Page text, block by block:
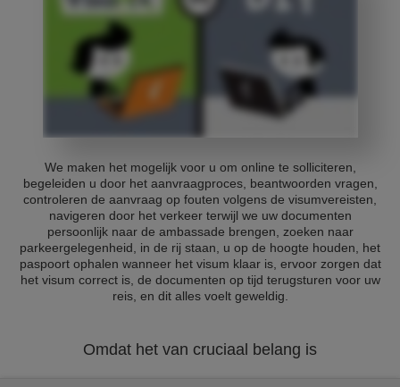
We maken het mogelijk voor u om online te solliciteren,
begeleiden u door het aanvraagproces, beantwoorden vragen,
controleren de aanvraag op fouten volgens de visumvereisten,
navigeren door het verkeer terwijl we uw documenten
persoonlijk naar de ambassade brengen, zoeken naar
parkeergelegenheid, in de rij staan, u op de hoogte houden, het
paspoort ophalen wanneer het visum klaar is, ervoor zorgen dat
het visum correct is, de documenten op tijd terugsturen voor uw
reis, en dit alles voelt geweldig.
Omdat het van cruciaal belang is